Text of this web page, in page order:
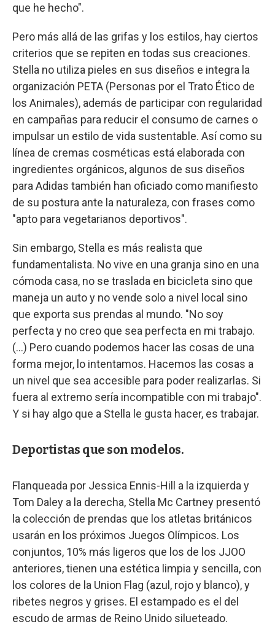
que he hecho".
Pero más allá de las grifas y los estilos, hay ciertos
criterios que se repiten en todas sus creaciones.
Stella no utiliza pieles en sus diseños e integra la
organización PETA (Personas por el Trato Ético de
los Animales), además de participar con regularidad
en campañas para reducir el consumo de carnes o
impulsar un estilo de vida sustentable. Así como su
línea de cremas cosméticas está elaborada con
ingredientes orgánicos, algunos de sus diseños
para Adidas también han oficiado como manifiesto
de su postura ante la naturaleza, con frases como
"apto para vegetarianos deportivos".
Sin embargo, Stella es más realista que
fundamentalista. No vive en una granja sino en una
cómoda casa, no se traslada en bicicleta sino que
maneja un auto y no vende solo a nivel local sino
que exporta sus prendas al mundo. "No soy
perfecta y no creo que sea perfecta en mi trabajo.
(...) Pero cuando podemos hacer las cosas de una
forma mejor, lo intentamos. Hacemos las cosas a
un nivel que sea accesible para poder realizarlas. Si
fuera al extremo sería incompatible con mi trabajo".
Y si hay algo que a Stella le gusta hacer, es trabajar.
Deportistas que son modelos.
Flanqueada por Jessica Ennis-Hill a la izquierda y
Tom Daley a la derecha, Stella Mc Cartney presentó
la colección de prendas que los atletas británicos
usarán en los próximos Juegos Olímpicos. Los
conjuntos, 10% más ligeros que los de los JJOO
anteriores, tienen una estética limpia y sencilla, con
los colores de la Union Flag (azul, rojo y blanco), y
ribetes negros y grises. El estampado es el del
escudo de armas de Reino Unido silueteado.